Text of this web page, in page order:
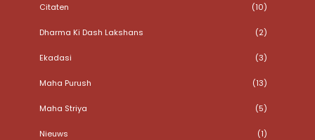
Citaten (10)
Dharma Ki Dash Lakshans (2)
Ekadasi (3)
Maha Purush (13)
Maha Striya (5)
Nieuws (1)